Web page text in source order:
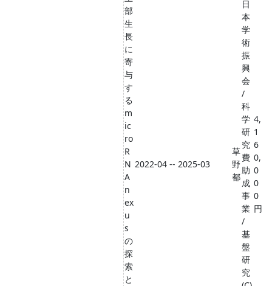
部
生
長
に
寄
与
す
る
m
ic
ro
R
N
A
n
ex
u
s
の
探
索
と
2022-04 -- 2025-03
草
野
都
日
本
学
術
振
興
会
/
科
学
研
究
費
助
成
事
業
/
基
盤
研
究
4,
1
6
0,
0
0
0
円